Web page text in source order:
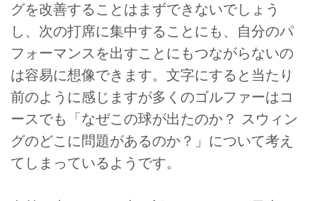
グを改善することはまずできないでしょう
し、次の打席に集中することにも、自分のパ
フォーマンスを出すことにもつながらないの
は容易に想像できます。文字にすると当たり
前のように感じますが多くのゴルファーはコ
ースでも「なぜこの球が出たのか？ スウィン
グのどこに問題があるのか？」について考え
てしまっているようです。